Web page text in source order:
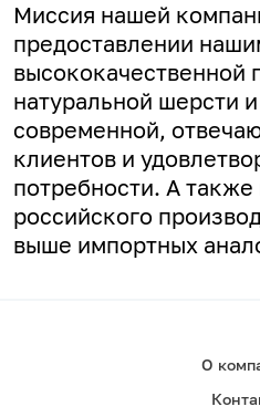
Миссия нашей
предоставлении
высококачественной
натуральной шерсти
современной,
клиентов и
потребности. А также
российского
выше импортных
О